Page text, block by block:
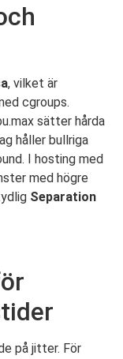
, vilket är
cgroups.
sätter hårda
håller bullriga
I hosting med
med högre
Separation
på jitter. För